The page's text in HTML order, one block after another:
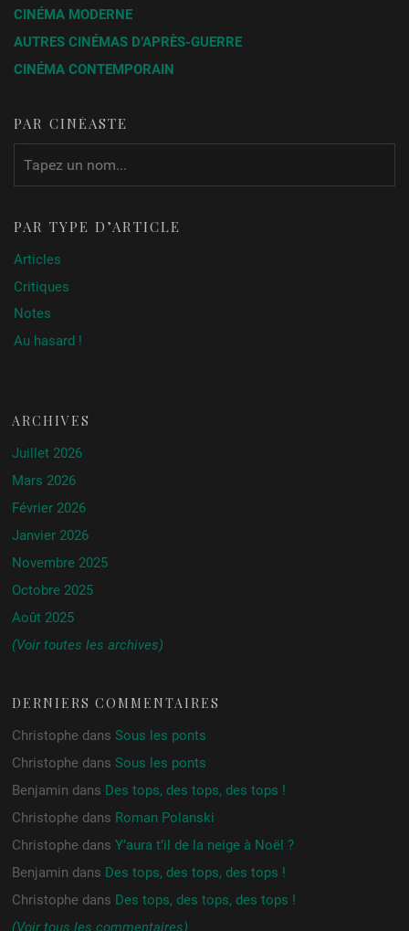
CINÉMA MODERNE
AUTRES CINÉMAS D’APRÈS-GUERRE
CINÉMA CONTEMPORAIN
PAR CINÉASTE
PAR TYPE D’ARTICLE
Articles
Critiques
Notes
Au hasard !
ARCHIVES
Juillet 2026
Mars 2026
Février 2026
Janvier 2026
Novembre 2025
Octobre 2025
Août 2025
(Voir toutes les archives)
DERNIERS COMMENTAIRES
Christophe dans Sous les ponts
Christophe dans Sous les ponts
Benjamin dans Des tops, des tops, des tops !
Christophe dans Roman Polanski
Christophe dans Y’aura t’il de la neige à Noël ?
Benjamin dans Des tops, des tops, des tops !
Christophe dans Des tops, des tops, des tops !
(Voir tous les commentaires)